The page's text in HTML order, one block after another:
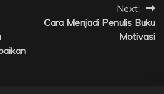
Next:
Cara Menjadi Penulis Buku
Motivasi